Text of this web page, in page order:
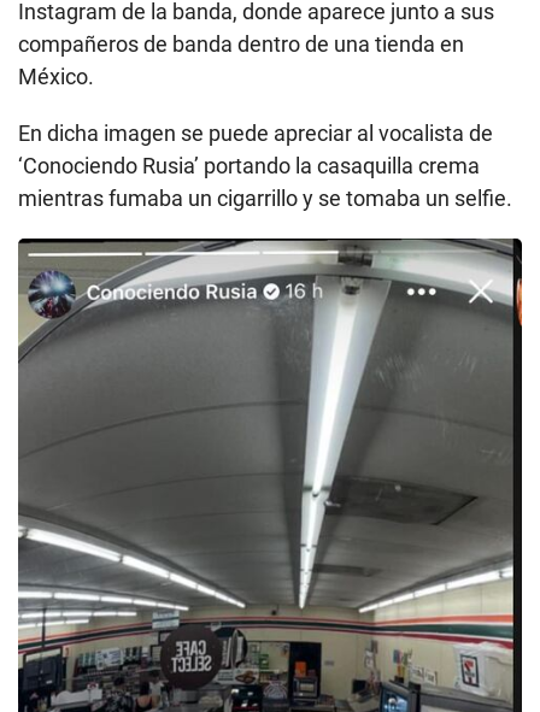
Instagram de la banda, donde aparece junto a sus
compañeros de banda dentro de una tienda en
México.
En dicha imagen se puede apreciar al vocalista de
‘Conociendo Rusia’ portando la casaquilla crema
mientras fumaba un cigarrillo y se tomaba un selfie.